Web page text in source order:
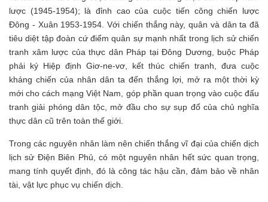
lược (1945-1954); là đỉnh cao của cuộc tiến công chiến lược
Đông - Xuân 1953-1954. Với chiến thắng này, quân và dân ta đã
tiêu diệt tập đoàn cứ điểm quân sự mạnh nhất trong lịch sử chiến
tranh xâm lược của thực dân Pháp tại Đông Dương, buộc Pháp
phải ký Hiệp định Giơ-ne-vơ, kết thúc chiến tranh, đưa cuộc
kháng chiến của nhân dân ta đến thắng lợi, mở ra một thời kỳ
mới cho cách mạng Việt Nam, góp phần quan trọng vào cuộc đấu
tranh giải phóng dân tộc, mở đầu cho sự sụp đổ của chủ nghĩa
thực dân cũ trên toàn thế giới.
Trong các nguyên nhân làm nên chiến thắng vĩ đại của chiến dịch
lịch sử Điện Biên Phủ, có một nguyên nhân hết sức quan trọng,
mang tính quyết định, đó là công tác hậu cần, đảm bảo về nhân
tài, vật lực phục vụ chiến dịch.